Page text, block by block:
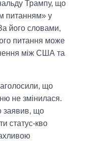
Трампу, що
питанням» у
його словами,
питання може
між США та
що
не змінилася.
заявив, що
статус-кво